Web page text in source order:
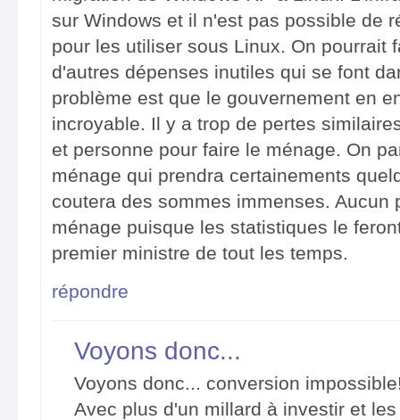
sur Windows et il n'est pas possible de
pour les utiliser sous Linux. On pourrait
d'autres dépenses inutiles qui se font
problème est que le gouvernement en
incroyable. Il y a trop de pertes
et personne pour faire le ménage. On
ménage qui prendra certainements
coutera des sommes immenses. Aucun
ménage puisque les statistiques le
premier ministre de tout les temps.
répondre
Voyons donc...
Voyons donc... conversion
Avec plus d'un millard à investir et